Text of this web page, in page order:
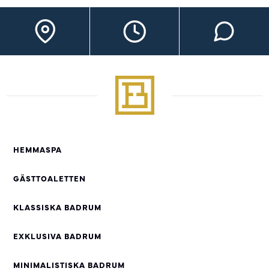
HEMMASPA
GÄSTTOALETTEN
KLASSISKA BADRUM
EXKLUSIVA BADRUM
MINIMALISTISKA BADRUM